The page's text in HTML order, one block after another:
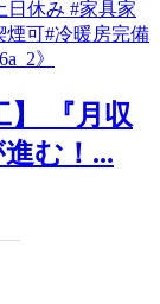
】 『月収
む！...